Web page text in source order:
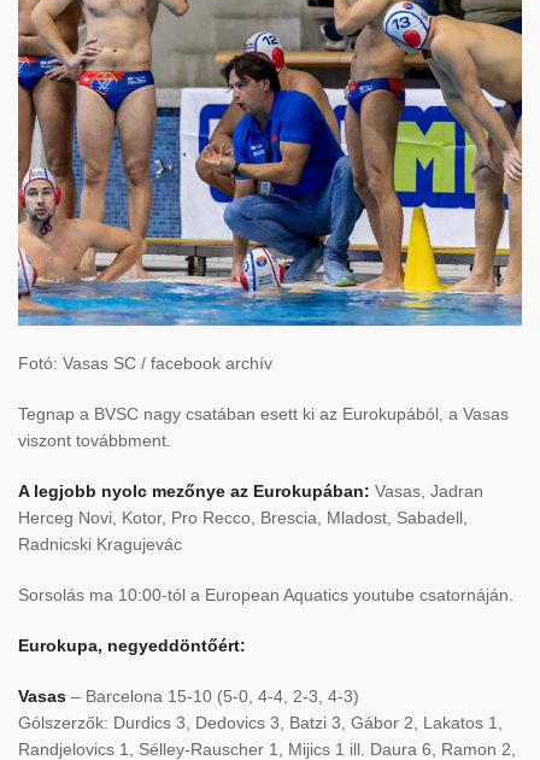
Fotó: Vasas SC / facebook archív
Tegnap a BVSC nagy csatában esett ki az Eurokupából, a Vasas
viszont továbbment.
A legjobb nyolc mezőnye az Eurokupában: Vasas, Jadran
Herceg Novi, Kotor, Pro Recco, Brescia, Mladost, Sabadell,
Radnicski Kragujevác
Sorsolás ma 10:00-tól a European Aquatics youtube csatornáján.
Eurokupa, negyeddöntőért:
Vasas – Barcelona 15-10 (5-0, 4-4, 2-3, 4-3)
Gólszerzők: Durdics 3, Dedovics 3, Batzi 3, Gábor 2, Lakatos 1,
Randjelovics 1, Sélley-Rauscher 1, Mijics 1 ill. Daura 6, Ramon 2,